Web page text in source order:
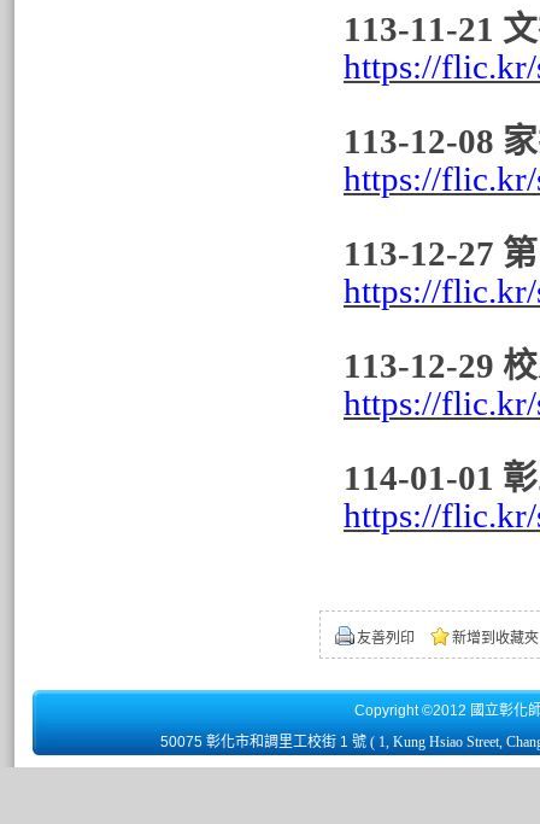
113-11-21
https://
113-12-08
https://
113-12-27
https://
113-12-29
https://
114-01-01
https://
友善列印 新增到收藏夾
Copyright ©2012 國立彰化
50075 彰化市和調里工校街 1 號 ( 1, Kung Hsiao Street,